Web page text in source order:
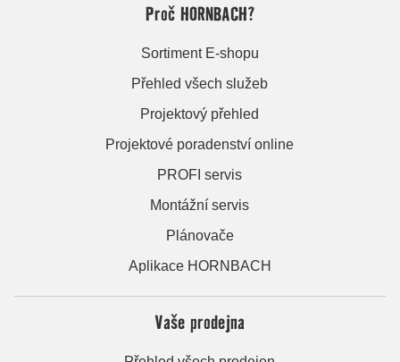
Proč HORNBACH?
Sortiment E-shopu
Přehled všech služeb
Projektový přehled
Projektové poradenství online
PROFI servis
Montážní servis
Plánovače
Aplikace HORNBACH
Vaše prodejna